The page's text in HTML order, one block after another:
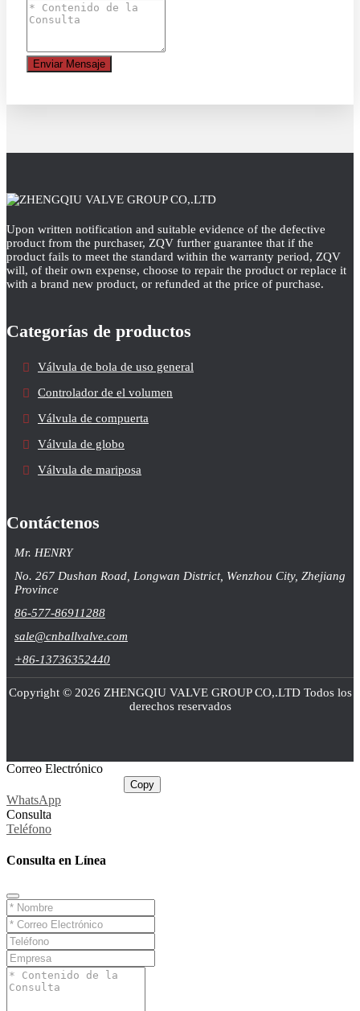
Enviar Mensaje
Upon written notification and suitable evidence of the defective
product from the purchaser, ZQV further guarantee that if the
product fails to meet the standard within the warranty period, ZQV
will, of their own expense, choose to repair the product or replace it
with a brand new product, or refunded at the price of purchase.
Categorías de productos
Válvula de bola de uso general
Controlador de el volumen
Válvula de compuerta
Válvula de globo
Válvula de mariposa
Contáctenos
Mr. HENRY
No. 267 Dushan Road, Longwan District, Wenzhou City, Zhejiang
Province
86-577-86911288
sale@cnballvalve.com
+86-13736352440
Copyright © 2026 ZHENGQIU VALVE GROUP CO,.LTD Todos los
derechos reservados
Correo Electrónico
Copy
WhatsApp
Consulta
Teléfono
Consulta en Línea